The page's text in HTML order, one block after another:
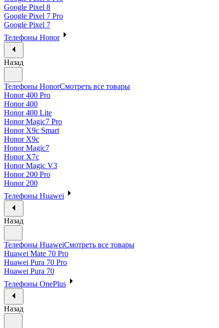
Google Pixel 8
Google Pixel 7 Pro
Google Pixel 7
Телефоны Honor
Назад
Телефоны HonorСмотреть все товары
Honor 400 Pro
Honor 400
Honor 400 Lite
Honor Magic7 Pro
Honor X9c Smart
Honor X9c
Honor Magic7
Honor X7c
Honor Magic V3
Honor 200 Pro
Honor 200
Телефоны Huawei
Назад
Телефоны HuaweiСмотреть все товары
Huawei Mate 70 Pro
Huawei Pura 70 Pro
Huawei Pura 70
Телефоны OnePlus
Назад